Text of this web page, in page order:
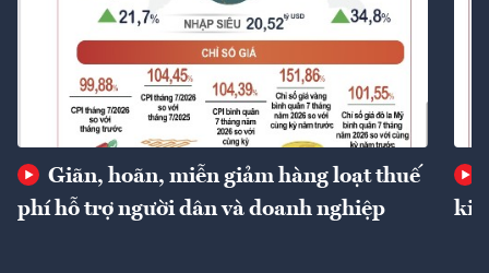
Giãn, hoãn, miễn giảm hàng loạt thuế
phí hỗ trợ người dân và doanh nghiệp